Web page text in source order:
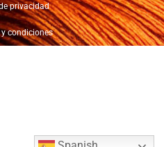
privacidad
condiciones